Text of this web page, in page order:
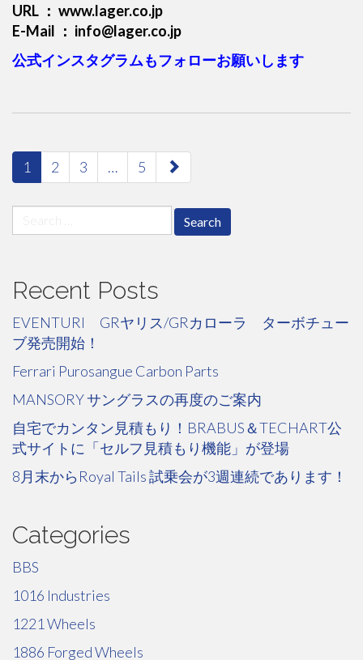
URL ： www.lager.co.jp
E-Mail ： info@lager.co.jp
公式インスタグラムもフォローお願いします
paging-
navigation
1 2 3 … 5
for:
Recent Posts
EVENTURI GRヤリス/GRカローラ ターボチュー
ブ発売開始！
Ferrari Purosangue Carbon Parts
MANSORY サングラスの再度のご案内
自宅でカンタン見積もり！BRABUS＆TECHART公
式サイトに「セルフ見積もり機能」が登場
8月末からRoyal Tails 試乗会が3週連続であります！
Categories
BBS
1016 Industries
1221 Wheels
1886 Forged Wheels